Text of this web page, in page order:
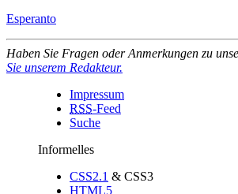
Esperanto
Haben Sie Fragen oder Anmerkungen zu
Sie unserem Redakteur.
Impressum
RSS-Feed
Suche
Informelles
CSS2.1 & CSS3
HTML5